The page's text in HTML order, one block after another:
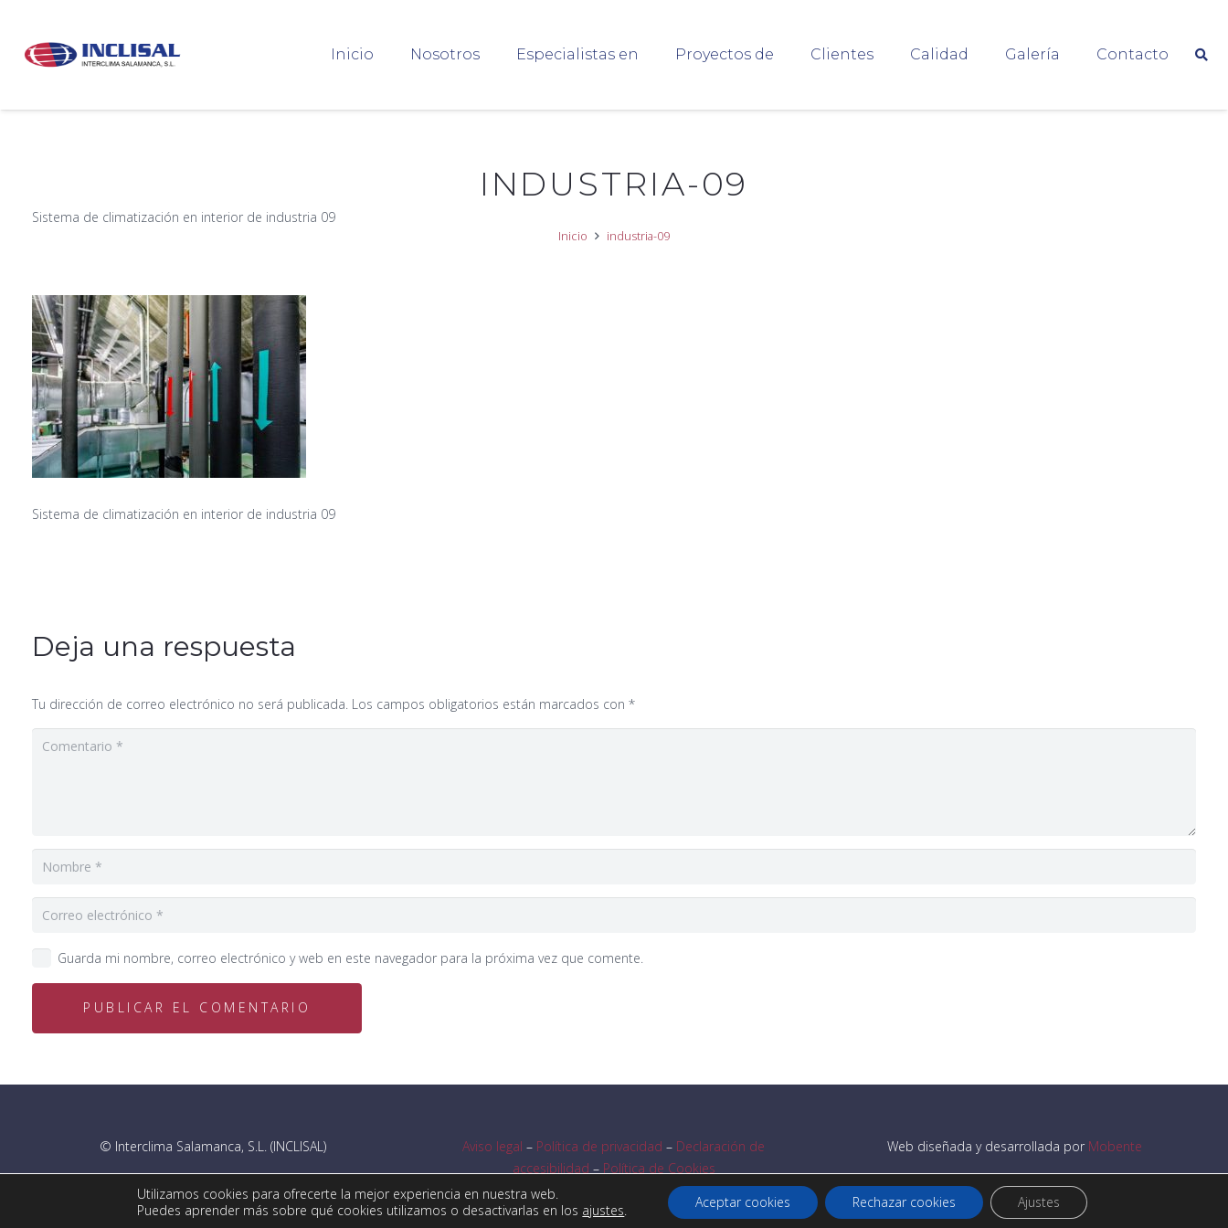
Inicio Nosotros Especialistas en Proyectos de Clientes Calidad Galería Contacto
INDUSTRIA-09
Sistema de climatización en interior de industria 09
Inicio industria-09
Sistema de climatización en interior de industria 09
Deja una respuesta
Tu dirección de correo electrónico no será publicada. Los campos obligatorios están marcados con *
Guarda mi nombre, correo electrónico y web en este navegador para la próxima vez que comente.
PUBLICAR EL COMENTARIO
© Interclima Salamanca, S.L. (INCLISAL) Aviso legal – Política de privacidad – Declaración de
accesibilidad – Política de Cookies
Web diseñada y desarrollada por Mobente
Utilizamos cookies para ofrecerte la mejor experiencia en nuestra web.
Puedes aprender más sobre qué cookies utilizamos o desactivarlas en los ajustes. Aceptar cookies Rechazar cookies Ajustes